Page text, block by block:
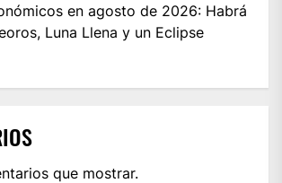
en agosto de 2026: Habrá
Luna Llena y un Eclipse
que mostrar.